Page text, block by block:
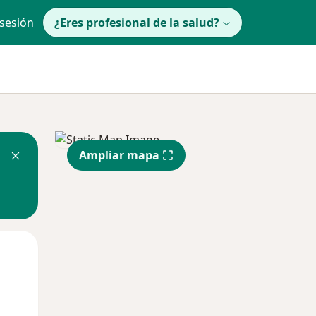
¿Eres profesional de la salud?
Ampliar mapa